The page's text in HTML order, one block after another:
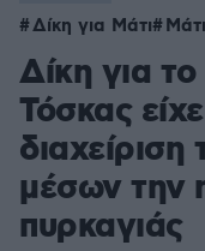
Δίκη για Μάτι Μάτι
Δίκη για
Τόσκας
μέσων την
πυρκαγιάς